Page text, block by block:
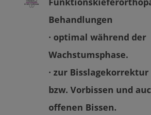
Behandlungen
· optimal während der
Wachstumsphase.
· zur Bisslagekorrektur
bzw. Vorbissen und
offenen Bissen.